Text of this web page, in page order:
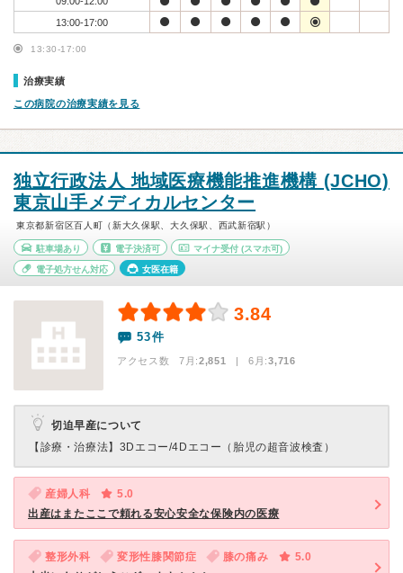
13:00-17:00
13:30-17:00
治療実績
この病院の治療実績を見る
独立行政法人 地域医療機能推進機構 (JCHO)
東京山手メディカルセンター
東京都新宿区百人町（新大久保駅、大久保駅、西武新宿駅）
駐車場あり 電子決済可 マイナ受付 (スマホ可)
電子処方せん対応 女医在籍
3.84
53件
アクセス数 7月:2,851 | 6月:3,716
切迫早産について
【診療・治療法】 3Dエコー/4Dエコー（胎児の超音波検査）
産婦人科
5.0
出産はまたここで頼れる安心安全な保険内の医療
整形外科 変形性膝関節症 膝の痛み
5.0